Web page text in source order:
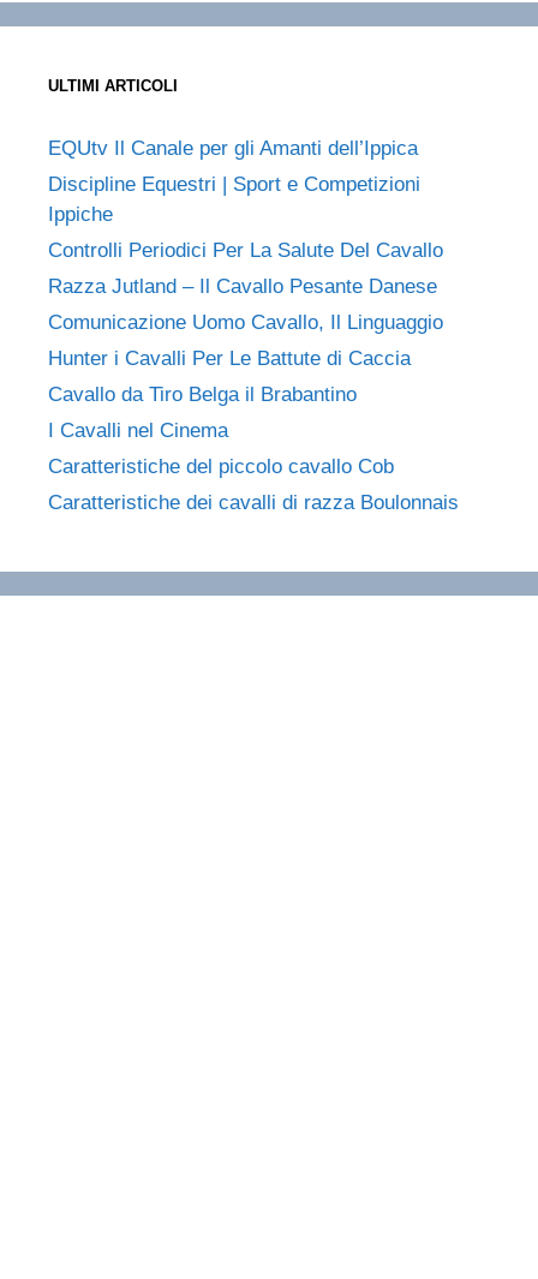
ULTIMI ARTICOLI
EQUtv Il Canale per gli Amanti dell’Ippica
Discipline Equestri | Sport e Competizioni
Ippiche
Controlli Periodici Per La Salute Del Cavallo
Razza Jutland – Il Cavallo Pesante Danese
Comunicazione Uomo Cavallo, Il Linguaggio
Hunter i Cavalli Per Le Battute di Caccia
Cavallo da Tiro Belga il Brabantino
I Cavalli nel Cinema
Caratteristiche del piccolo cavallo Cob
Caratteristiche dei cavalli di razza Boulonnais